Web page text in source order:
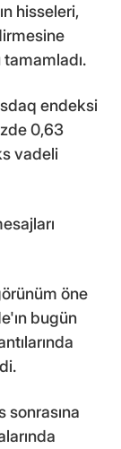
hisseleri,
tamamladı.
endeksi
0,63
vadeli
öne
bugün
sonrasına